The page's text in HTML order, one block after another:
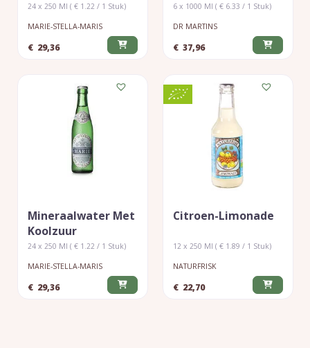
24 x 250 Ml ( € 1.22 / 1 Stuk)
MARIE-STELLA-MARIS
€ 29,36
6 x 1000 Ml ( € 6.33 / 1 Stuk)
DR MARTINS
€ 37,96
Mineraalwater Met
Koolzuur
24 x 250 Ml ( € 1.22 / 1 Stuk)
MARIE-STELLA-MARIS
€ 29,36
Citroen-Limonade
12 x 250 Ml ( € 1.89 / 1 Stuk)
NATURFRISK
€ 22,70